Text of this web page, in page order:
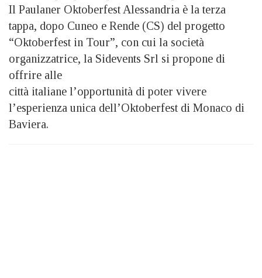
Il Paulaner Oktoberfest Alessandria è la terza
tappa, dopo Cuneo e Rende (CS) del progetto
“Oktoberfest in Tour”, con cui la società
organizzatrice, la Sidevents Srl si propone di
offrire alle
città italiane l’opportunità di poter vivere
l’esperienza unica dell’Oktoberfest di Monaco di
Baviera.